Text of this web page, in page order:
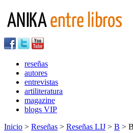
reseñas
autores
entrevistas
artiliteratura
magazine
blogs VIP
Inicio > Reseñas > Reseñas LIJ > B >